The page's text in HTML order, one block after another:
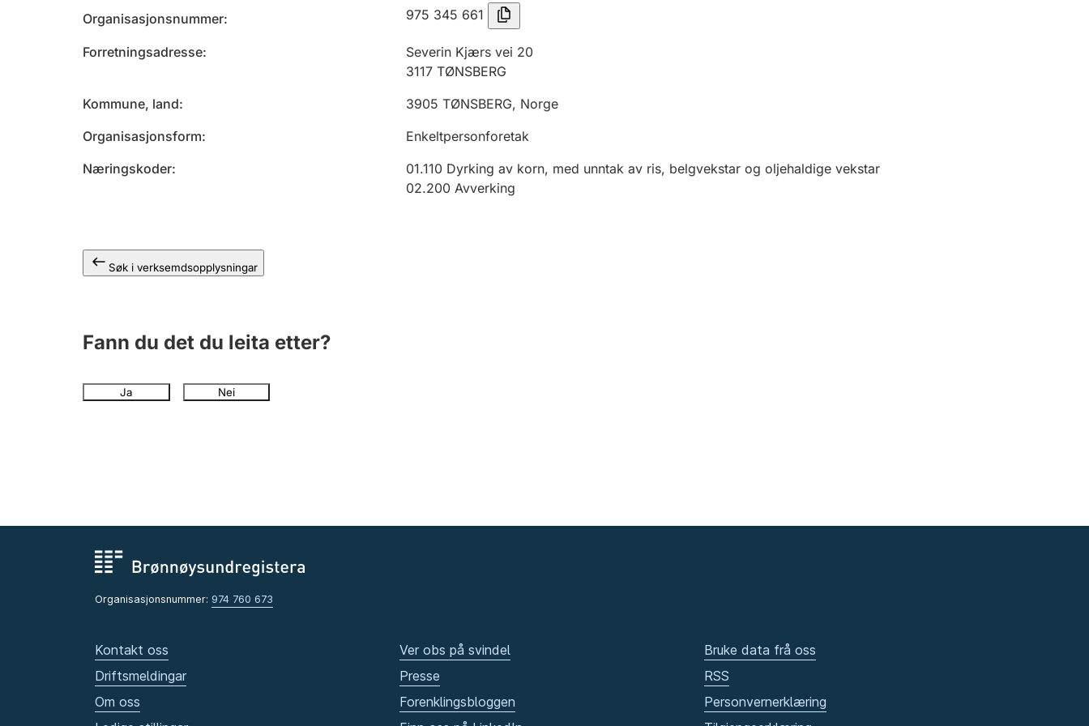
Organisasjonsnummer 975 345 661
Forretningsadresse
Severin Kjærs vei 20
3117 TØNSBERG
Kommune, land
3905 TØNSBERG, Norge
Organisasjonsform
Enkeltpersonforetak
Næringskoder
01.110 Dyrking av korn, med unntak av ris, belgvekstar og oljehaldige vekstar
02.200 Avverking
Søk i verksemdsopplysningar
Fann du det du leita etter?
Ja Nei
Organisasjonsnummer: 974 760 673
Kontakt oss
Driftsmeldingar
Om oss
Ver obs på svindel
Presse
Forenklingsbloggen
Bruke data frå oss
RSS
Personvernerklæring